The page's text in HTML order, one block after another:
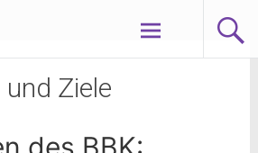
Ziele